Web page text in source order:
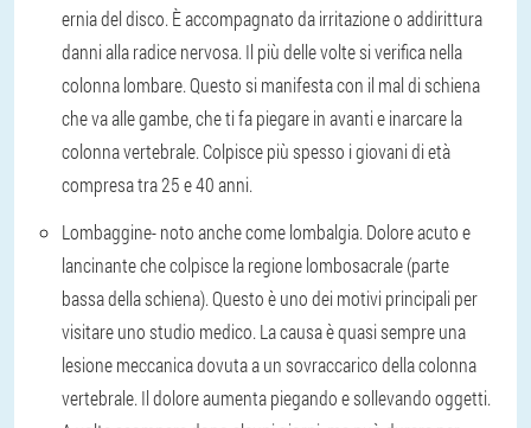
ernia del disco. È accompagnato da irritazione o addirittura
danni alla radice nervosa. Il più delle volte si verifica nella
colonna lombare. Questo si manifesta con il mal di schiena
che va alle gambe, che ti fa piegare in avanti e inarcare la
colonna vertebrale. Colpisce più spesso i giovani di età
compresa tra 25 e 40 anni.
Lombaggine- noto anche come lombalgia. Dolore acuto e
lancinante che colpisce la regione lombosacrale (parte
bassa della schiena). Questo è uno dei motivi principali per
visitare uno studio medico. La causa è quasi sempre una
lesione meccanica dovuta a un sovraccarico della colonna
vertebrale. Il dolore aumenta piegando e sollevando oggetti.